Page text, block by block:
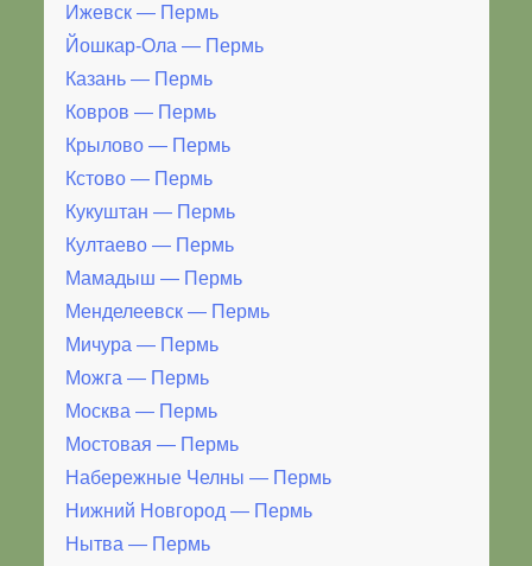
Ижевск — Пермь
Йошкар-Ола — Пермь
Казань — Пермь
Ковров — Пермь
Крылово — Пермь
Кстово — Пермь
Кукуштан — Пермь
Култаево — Пермь
Мамадыш — Пермь
Менделеевск — Пермь
Мичура — Пермь
Можга — Пермь
Москва — Пермь
Мостовая — Пермь
Набережные Челны — Пермь
Нижний Новгород — Пермь
Нытва — Пермь